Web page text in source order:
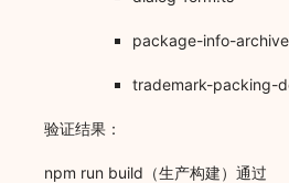
package-info-
trademark-packing-
验证结果：
npm run build（生产构建）通过